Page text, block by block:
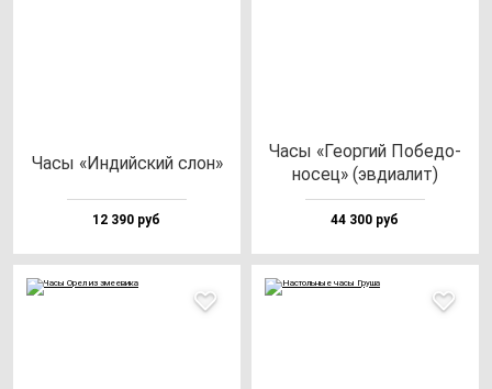
Часы «Индий­ский слон»
12 390 руб
Часы «Геор­гий Побе­до­
но­сец» (эв­ди­алит)
44 300 руб